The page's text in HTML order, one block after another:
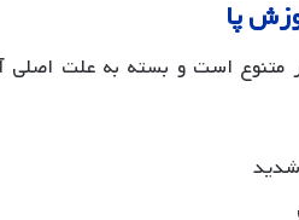
پا
است و بسته به علت اصلی